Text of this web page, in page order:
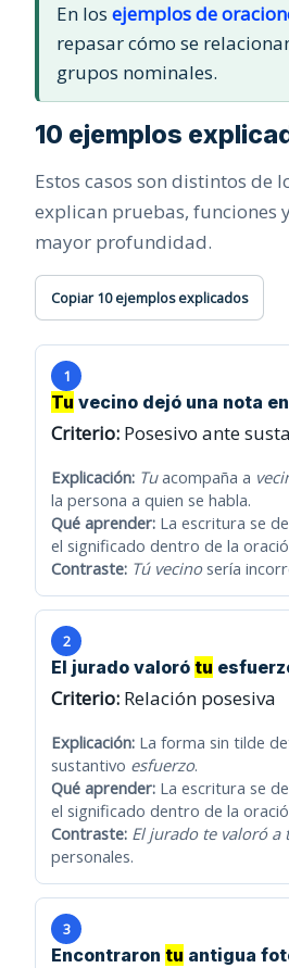
En los ejemplos de
repasar cómo se
grupos nominales.
10 ejemplos
Estos casos son distintos de
explican pruebas, funciones
mayor profundidad.
Copiar 10 ejemplos explicados
1
Tu vecino dejó una nota
Criterio: Posesivo ante
Explicación: Tuacompaña a
la persona a quien se habla.
Qué aprender: La escritura se
el significado dentro de la
Contraste: Tú vecinosería
2
El jurado valoró tu
Criterio: Relación posesiva
Explicación: La forma sin tilde
sustantivo esfuerzo.
Qué aprender: La escritura se
el significado dentro de la
Contraste: El jurado te valoró a
personales.
3
Encontraron tu antigua